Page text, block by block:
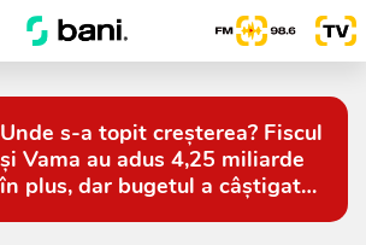
Unde s-a topit creșterea? Fiscul
și Vama au adus 4,25 miliarde
în plus, dar bugetul a câștigat